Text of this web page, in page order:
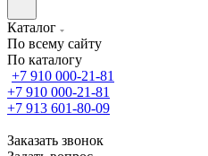
Каталог
По всему сайту
По каталогу
+7 910 000-21-81
+7 910 000-21-81
+7 913 601-80-09
Заказать звонок